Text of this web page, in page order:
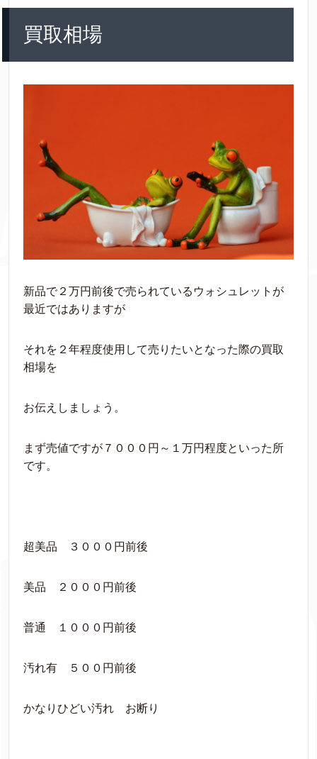
買取相場
新品で２万円前後で売られているウォシュレットが
最近ではありますが
それを２年程度使用して売りたいとなった際の買取
相場を
お伝えしましょう。
まず売値ですが７０００円～１万円程度といった所
です。
超美品 ３０００円前後
美品 ２０００円前後
普通 １０００円前後
汚れ有 ５００円前後
かなりひどい汚れ お断り